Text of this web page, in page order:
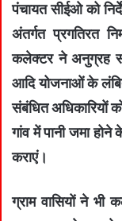
पंचायत सीईओ को
अंतर्गत प्रगतिरत
कलेक्टर ने अनुग्रह
आदि योजनाओं के
संबंधित अधिकारियों
गांव में पानी जमा होने
कराएं।
ग्राम वासियों ने